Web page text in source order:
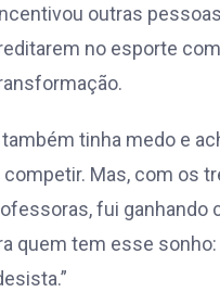
outras
no esporte
tinha medo e
Mas, com os
fui ganhando
quem tem esse